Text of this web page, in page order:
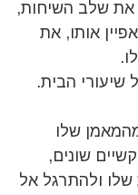
את שלב השיחות,
אותו, את
הבית.
שלו
שונים,
ולהתרגל אל